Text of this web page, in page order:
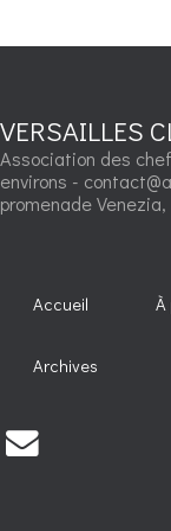
VERSAILLES
Association des
environs -
promenade
Accueil
Archives